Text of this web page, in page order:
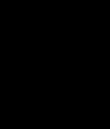
WDR
der
Die
aus